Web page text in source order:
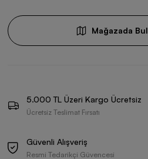
Mağazada Bul
5.000 TL Üzeri Kargo Ücretsiz
Ücretsiz Teslimat Fırsatı
Güvenli Alışveriş
Resmi Tedarikçi Güvencesi